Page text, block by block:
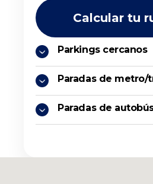
Calcular tu
Parkings cercanos
Paradas de metro/
Paradas de